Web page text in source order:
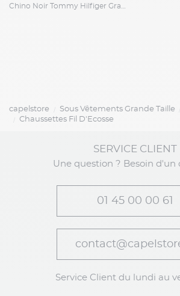
capelstore Sous Vêtements Grande Taille
Chaussettes Fil D'Ecosse
SERVICE CLIENT
Une question ? Besoin d'un
01 45 00 00 61
Service Client du lundi au